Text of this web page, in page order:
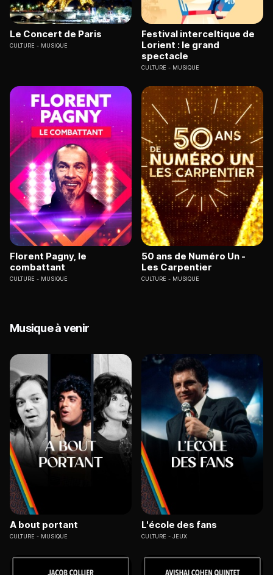
Le Concert de Paris
CULTURE MUSIQUE
Festival interceltique de
Lorient : le grand
spectacle
CULTURE MUSIQUE
Florent Pagny, le
combattant
CULTURE MUSIQUE
50 ans de Numéro Un -
Les Carpentier
CULTURE MUSIQUE
Musique à venir
A bout portant
CULTURE MUSIQUE
L'école des fans
CULTURE JEUX